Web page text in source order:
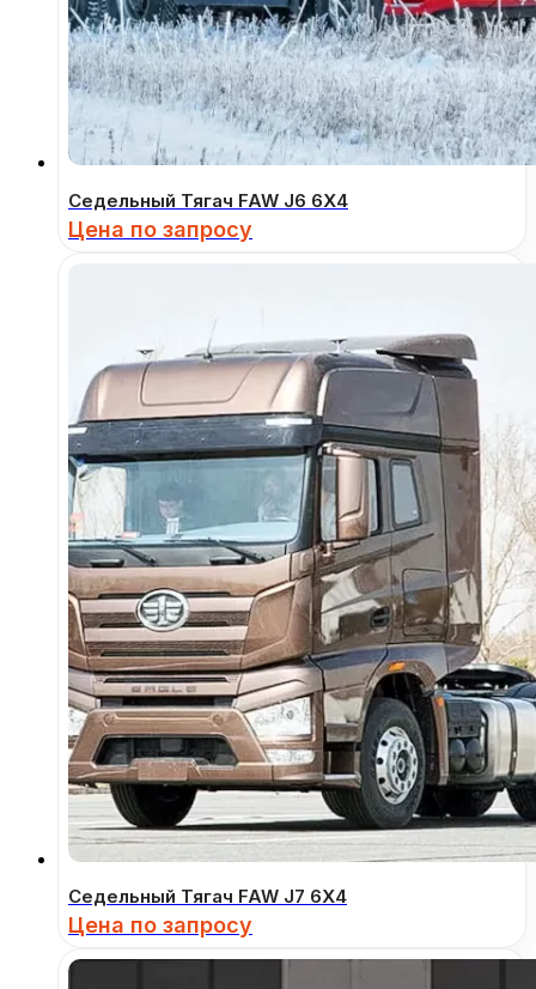
Седельный Тягач FAW J6 6Х4
Цена по запросу
Седельный Тягач FAW J7 6Х4
Цена по запросу